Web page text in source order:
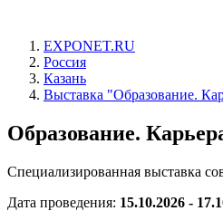
EXPONET.RU
Россия
Казань
Выставка "Образование.
Образование.
Специализированная выставка
Дата проведения: 15.10.2026 -